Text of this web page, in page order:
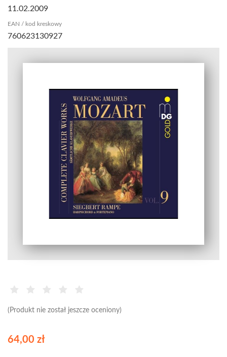
(Produkt nie został jeszcze oceniony)
11.02.2009
EAN / kod kreskowy
760623130927
64,00 zł